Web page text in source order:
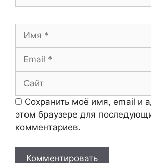
Сохранить моё имя, email и
этом браузере для
комментариев.